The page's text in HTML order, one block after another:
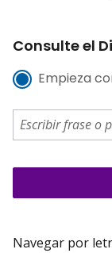
Consulte el
Empieza
Navegar por